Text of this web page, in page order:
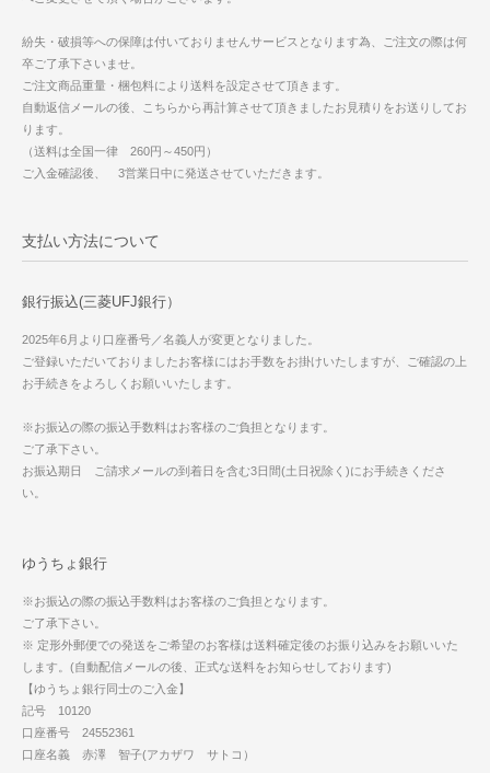
紛失・破損等への保障は付いておりませんサービスとなります為、ご注文の際は何
卒ご了承下さいませ。
ご注文商品重量・梱包料により送料を設定させて頂きます。
自動返信メールの後、こちらから再計算させて頂きましたお見積りをお送りしてお
ります。
（送料は全国一律 260円～450円）
ご入金確認後、 3営業日中に発送させていただきます。
支払い方法について
銀行振込(三菱UFJ銀行）
2025年6月より口座番号／名義人が変更となりました。
ご登録いただいておりましたお客様にはお手数をお掛けいたしますが、ご確認の上
お手続きをよろしくお願いいたします。
※お振込の際の振込手数料はお客様のご負担となります。
ご了承下さい。
お振込期日 ご請求メールの到着日を含む3日間(土日祝除く)にお手続きくださ
い。
ゆうちょ銀行
※お振込の際の振込手数料はお客様のご負担となります。
ご了承下さい。
※ 定形外郵便での発送をご希望のお客様は送料確定後のお振り込みをお願いいた
します。(自動配信メールの後、正式な送料をお知らせしております)
【ゆうちょ銀行同士のご入金】
記号 10120
口座番号 24552361
口座名義 赤澤 智子(アカザワ サトコ）